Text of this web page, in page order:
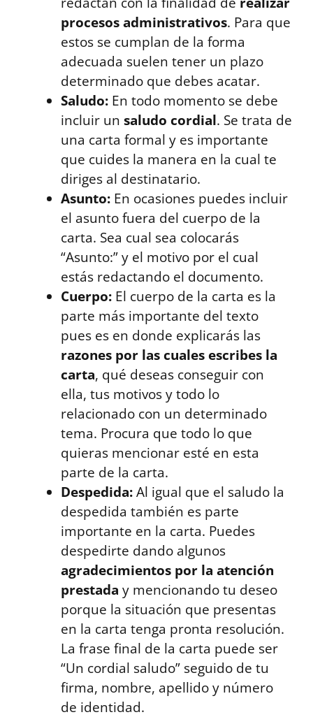
procesos administrativos. Para que
estos se cumplan de la forma
adecuada suelen tener un plazo
determinado que debes acatar.
Saludo: En todo momento se debe
incluir un saludo cordial. Se trata de
una carta formal y es importante
que cuides la manera en la cual te
diriges al destinatario.
Asunto: En ocasiones puedes incluir
el asunto fuera del cuerpo de la
carta. Sea cual sea colocarás
“Asunto:” y el motivo por el cual
estás redactando el documento.
Cuerpo: El cuerpo de la carta es la
parte más importante del texto
pues es en donde explicarás las
razones por las cuales escribes la
carta, qué deseas conseguir con
ella, tus motivos y todo lo
relacionado con un determinado
tema. Procura que todo lo que
quieras mencionar esté en esta
parte de la carta.
Despedida:Al igual que el saludo la
despedida también es parte
importante en la carta. Puedes
despedirte dando algunos
agradecimientos por la atención
prestada y mencionando tu deseo
porque la situación que presentas
en la carta tenga pronta resolución.
La frase final de la carta puede ser
“Un cordial saludo” seguido de tu
firma, nombre, apellido y número
de identidad.